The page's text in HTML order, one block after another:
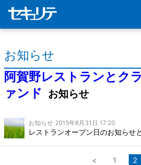
お知らせ
阿賀野レストランとク
ァンド
お知らせ
お知らせ 2015年8月31日 17:20
レストランオープン日のお知らせ
< 1 2